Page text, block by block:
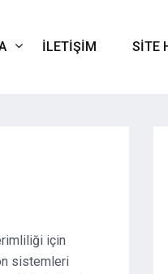
İLETIŞIM
SITE
için
sistemleri